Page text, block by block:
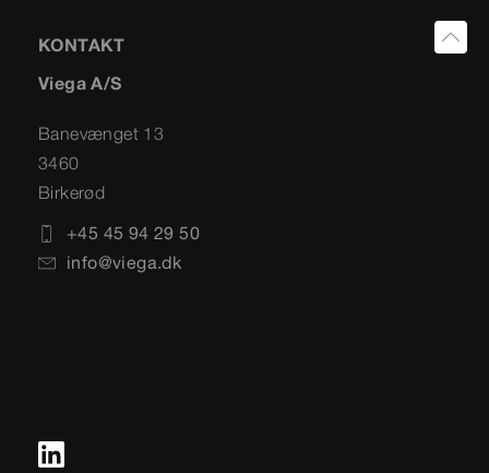
KONTAKT
Viega A/S
Banevænget 13
3460
Birkerød
+45 45 94 29 50
info@viega.dk